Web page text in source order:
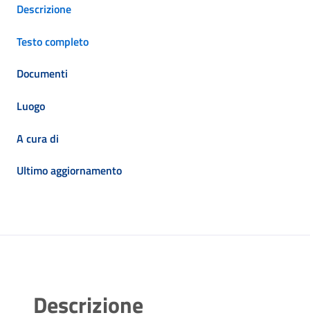
Descrizione
Testo completo
Documenti
Luogo
A cura di
Ultimo aggiornamento
Descrizione